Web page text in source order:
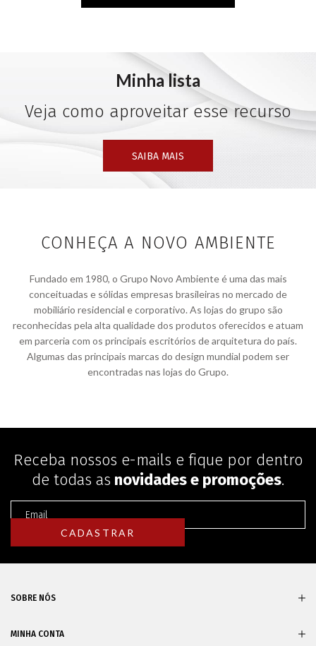
Minha lista
Veja como aproveitar esse recurso
SAIBA MAIS
CONHEÇA A NOVO AMBIENTE
Fundado em 1980, o Grupo Novo Ambiente é uma das mais
conceituadas e sólidas empresas brasileiras no mercado de
mobiliário residencial e corporativo. As lojas do grupo são
reconhecidas pela alta qualidade dos produtos oferecidos e atuam
em parceria com os principais escritórios de arquitetura do país.
Algumas das principais marcas do design mundial podem ser
encontradas nas lojas do Grupo.
Receba nossos e-mails e fique por dentro
de todas as novidades e promoções.
SOBRE NÓS
MINHA CONTA